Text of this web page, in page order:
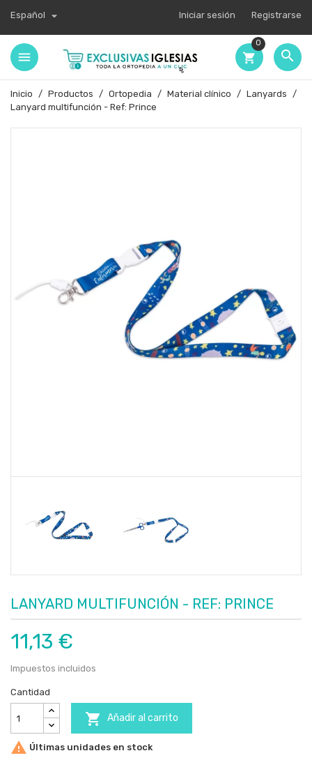
Español  Iniciar sesión Registrarse

shopping_cart
0
Inicio Productos Ortopedia Material clínico
Lanyards
Lanyard multifunción - Ref: Prince
LANYARD MULTIFUNCIÓN - REF: PRINCE
11,13 €
Impuestos incluidos
Cantidad
 Añadir al carrito
 Últimas unidades en stock